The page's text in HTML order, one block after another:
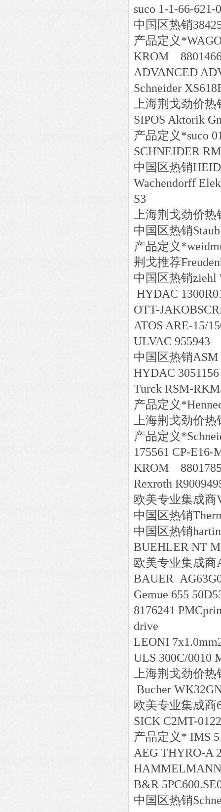
suco 1-1-66-
中国区热销
产品定义
KROM
ADVANCED
Schneider
上海荆戈劲价
SIPOS Aktorik
产品定义*suco
SCHNEIDER
中国区热销
Wachendorff
S3
上海荆戈劲价
中国区热销
产品定义
荆戈推荐
中国区热销ziehl
HYDAC
OTT-
ATOS ARE-15/
ULVAC 955943
中国区热销ASM
HYDAC
Turck RSM-
产品定义
上海荆戈劲价
产品定义
175561 CP-E16-
KROM
Rexroth
欧美专业集成商
中国区热销
中国区热销
BUEHLER NT
欧美专业集成商
BAUER
Gemue 655
8176241
drive
LEONI
ULS 300C/0010
上海荆戈劲价
Bucher
欧美专业集成商
SICK C2MT-
产品定义* IMS
AEG THYRO-A
HAMMELMANN
B&R
中国区热销